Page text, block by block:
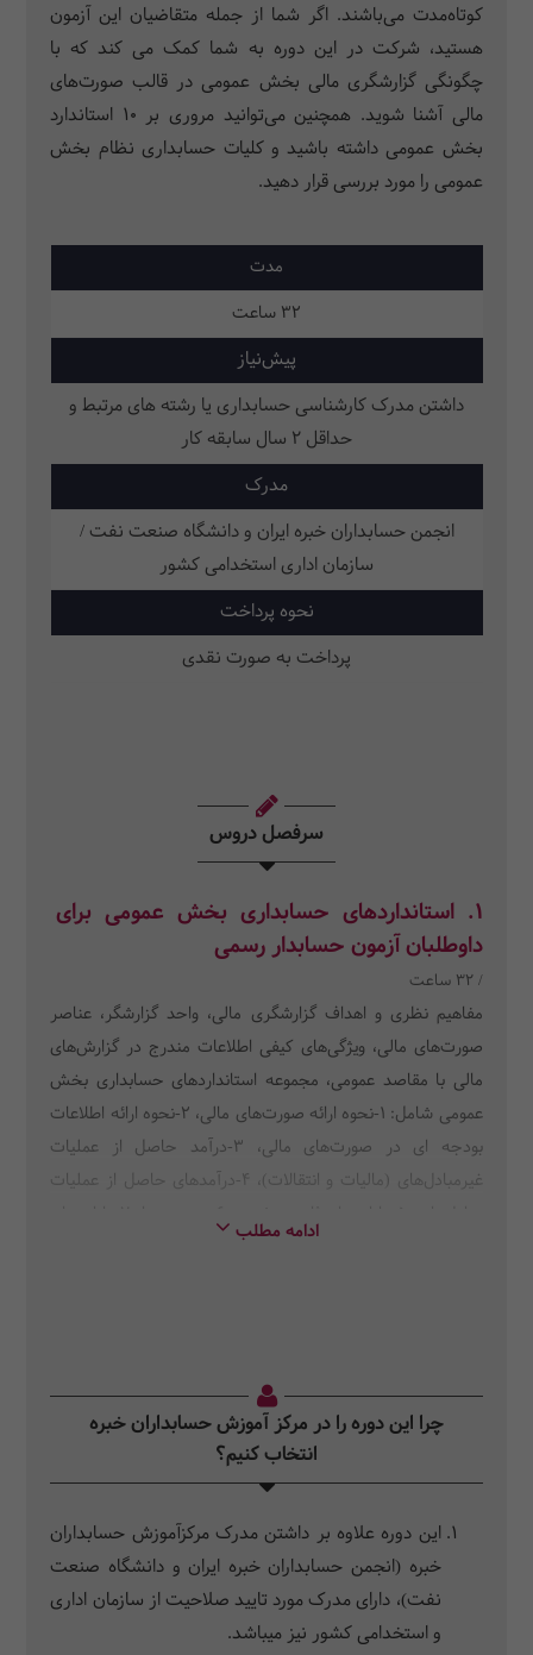
کوتاه‌مدت می‌باشند. اگر شما از جمله متقاضیان این آزمون
هستید، شرکت در این دوره به شما کمک می کند که با
چگونگی گزارشگری مالی بخش عمومی در قالب صورت‌های
مالی آشنا شوید. همچنین می‌توانید مروری بر 10 استاندارد
بخش عمومی داشته باشید و کلیات حسابداری نظام بخش
عمومی را مورد بررسی قرار دهید.
مدت
32 ساعت
پیش‌نیاز
داشتن مدرک کارشناسی حسابداری یا رشته های مرتبط و
حداقل 2 سال سابقه کار
مدرک
انجمن حسابداران خبره ایران و دانشگاه صنعت نفت /
سازمان اداری استخدامی کشور
نحوه پرداخت
پرداخت به صورت نقدی
سرفصل دروس
1. استانداردهای حسابداری بخش عمومی برای
داوطلبان آزمون حسابدار رسمی
/ 32 ساعت
مفاهیم نظری و اهداف گزارشگری مالی، واحد گزارشگر، عناصر
صورت‌های مالی، ویژگی‌های کیفی اطلاعات مندرج در گزارش‌های
مالی با مقاصد عمومی، مجموعه استانداردهای حسابداری بخش
عمومی شامل: 1-نحوه ارائه صورت‌های مالی، 2-نحوه ارائه اطلاعات
بودجه ای در صورت‌های مالی، 3-درآمد حاصل از عملیات
غیرمبادل‌های (مالیات و انتقالات)، 4-درآمدهای حاصل از عملیات
ادامه مطلب
چرا این دوره را در مرکز آموزش حسابداران خبره
انتخاب کنیم؟
این دوره علاوه بر داشتن مدرک مرکزآموزش حسابداران
خبره (انجمن حسابداران خبره ایران و دانشگاه صنعت
نفت)، دارای مدرک مورد تایید صلاحیت از سازمان اداری
و استخدامی کشور نیز می‎باشد.